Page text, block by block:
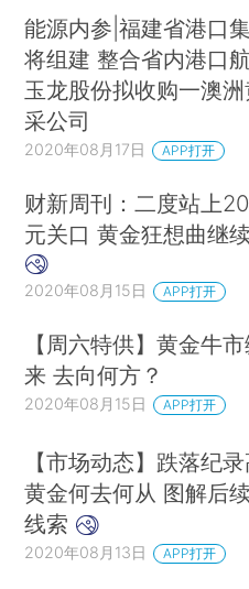
能源内参|福建省港口
将组建 整合省内港口
玉龙股份拟收购一澳
采公司
2020年08月17日 APP打开
财新周刊：二度站上
元关口 黄金狂想曲继
2020年08月15日 APP打开
【周六特供】黄金牛
来 去向何方？
2020年08月15日 APP打开
【市场动态】跌落纪
黄金何去何从 图解后
线索
2020年08月13日 APP打开